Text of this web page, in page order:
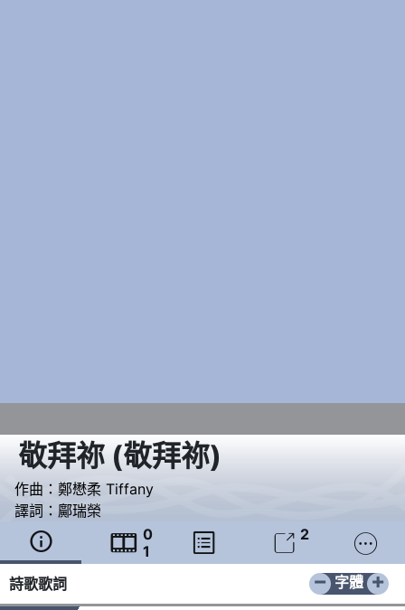
敬拜祢(敬拜祢)
作曲： 鄭懋柔 Tiffany
譯詞： 鄺瑞榮
  0
1
  2 
詩歌歌詞 − +
字體